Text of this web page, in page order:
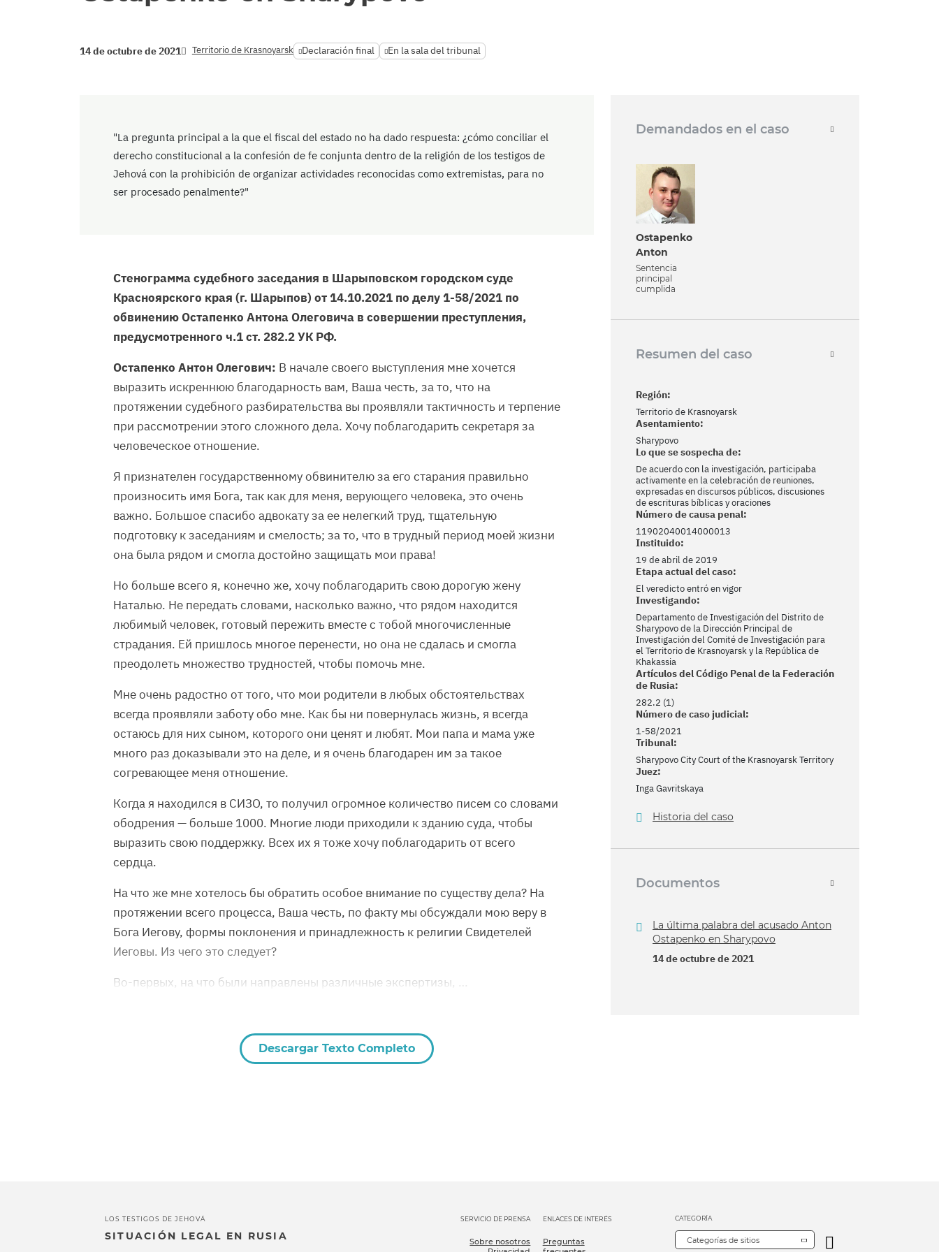
14 de octubre de 2021 Territorio de Krasnoyarsk Declaración final En la sala del tribunal
"La pregunta principal a la que el fiscal del estado no ha dado respuesta: ¿cómo conciliar el
derecho constitucional a la confesión de fe conjunta dentro de la religión de los testigos de
Jehová con la prohibición de organizar actividades reconocidas como extremistas, para no
ser procesado penalmente?"
Стенограмма судебного заседания в Шарыповском городском суде
Красноярского края (г. Шарыпов) от 14.10.2021 по делу 1-58/2021 по
обвинению Остапенко Антона Олеговича в совершении преступления,
предусмотренного ч.1 ст. 282.2 УК РФ.
Остапенко Антон Олегович: В начале своего выступления мне хочется
выразить искреннюю благодарность вам, Ваша честь, за то, что на
протяжении судебного разбирательства вы проявляли тактичность и терпение
при рассмотрении этого сложного дела. Хочу поблагодарить секретаря за
человеческое отношение.
Я признателен государственному обвинителю за его старания правильно
произносить имя Бога, так как для меня, верующего человека, это очень
важно. Большое спасибо адвокату за ее нелегкий труд, тщательную
подготовку к заседаниям и смелость; за то, что в трудный период моей жизни
она была рядом и смогла достойно защищать мои права!
Но больше всего я, конечно же, хочу поблагодарить свою дорогую жену
Наталью. Не передать словами, насколько важно, что рядом находится
любимый человек, готовый пережить вместе с тобой многочисленные
страдания. Ей пришлось многое перенести, но она не сдалась и смогла
преодолеть множество трудностей, чтобы помочь мне.
Мне очень радостно от того, что мои родители в любых обстоятельствах
всегда проявляли заботу обо мне. Как бы ни повернулась жизнь, я всегда
остаюсь для них сыном, которого они ценят и любят. Мои папа и мама уже
много раз доказывали это на деле, и я очень благодарен им за такое
согревающее меня отношение.
Когда я находился в СИЗО, то получил огромное количество писем со словами
ободрения — больше 1000. Многие люди приходили к зданию суда, чтобы
выразить свою поддержку. Всех их я тоже хочу поблагодарить от всего
сердца.
На что же мне хотелось бы обратить особое внимание по существу дела? На
протяжении всего процесса, Ваша честь, по факту мы обсуждали мою веру в
Бога Иегову, формы поклонения и принадлежность к религии Свидетелей
Иеговы. Из чего это следует?
Во-первых, на что были направлены различные экспертизы, …
Descargar Texto Completo
Demandados en el caso
Ostapenko
Anton
Sentencia
principal
cumplida
Resumen del caso
Región:
Territorio de Krasnoyarsk
Asentamiento:
Sharypovo
Lo que se sospecha de:
De acuerdo con la investigación, participaba
activamente en la celebración de reuniones,
expresadas en discursos públicos, discusiones
de escrituras bíblicas y oraciones
Número de causa penal:
11902040014000013
Instituido:
19 de abril de 2019
Etapa actual del caso:
El veredicto entró en vigor
Investigando:
Departamento de Investigación del Distrito de
Sharypovo de la Dirección Principal de
Investigación del Comité de Investigación para
el Territorio de Krasnoyarsk y la República de
Khakassia
Artículos del Código Penal de la Federación
de Rusia:
282.2 (1)
Número de caso judicial:
1-58/2021
Tribunal:
Sharypovo City Court of the Krasnoyarsk Territory
Juez:
Inga Gavritskaya
Historia del caso
Documentos
La última palabra del acusado Anton
Ostapenko en Sharypovo
14 de octubre de 2021
LOS TESTIGOS DE JEHOVÁ
SITUACIÓN LEGAL EN RUSIA
SERVICIO DE PRENSA
Sobre nosotros
ENLACES DE INTERÉS
Preguntas
CATEGORÍA
Categorías de sitios